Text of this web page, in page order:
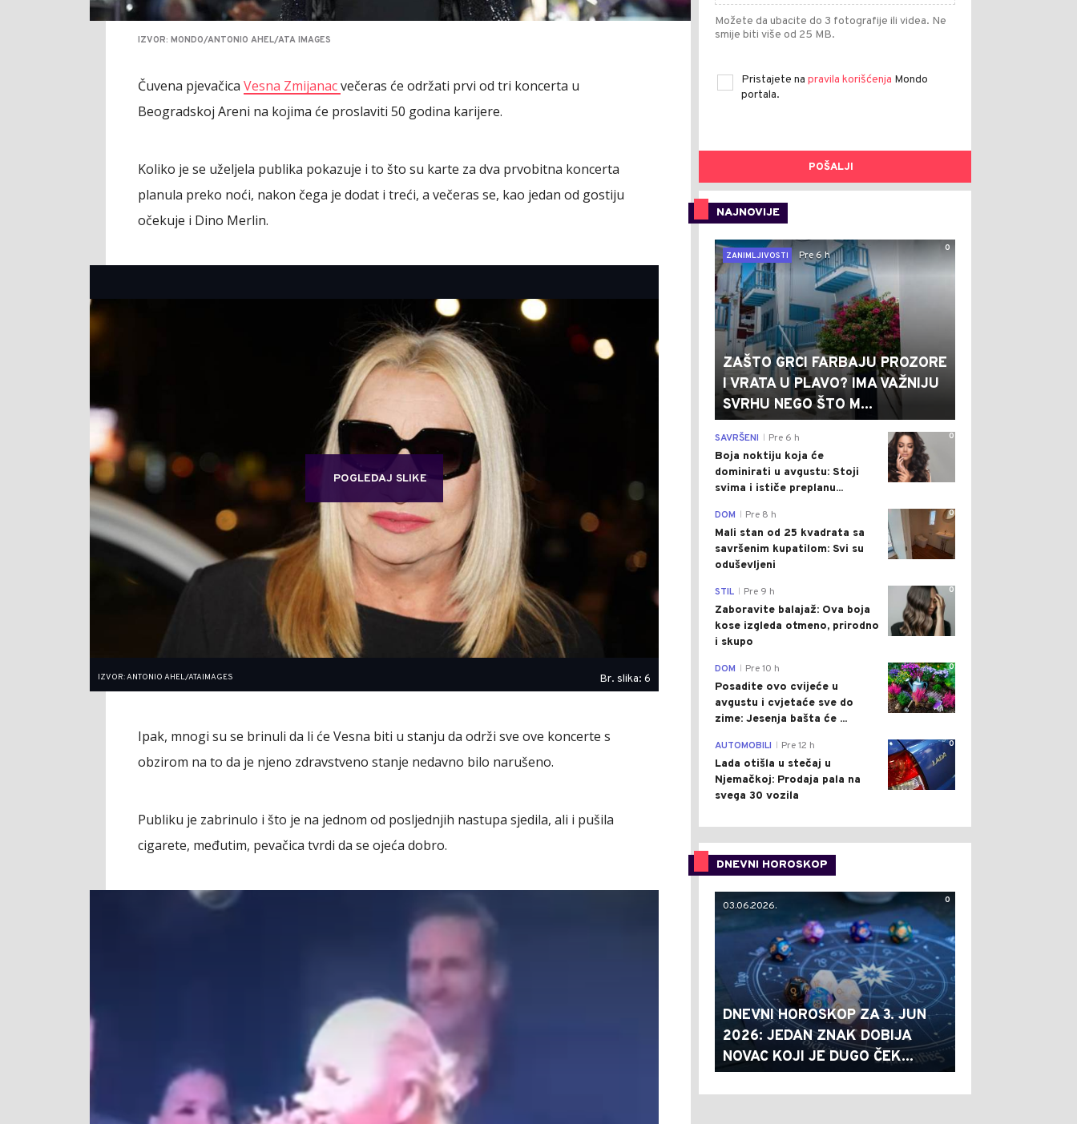
IZVOR: MONDO/ANTONIO AHEL/ATA IMAGES
Čuvena pjevačica Vesna Zmijanacvečeras će održati prvi od tri koncerta u
Beogradskoj Areni na kojima će proslaviti 50 godina karijere.
Koliko je se uželjela publika pokazuje i to što su karte za dva prvobitna koncerta
planula preko noći, nakon čega je dodat i treći, a večeras se, kao jedan od gostiju
očekuje i Dino Merlin.
POGLEDAJ SLIKE
IZVOR: ANTONIO AHEL/ATAIMAGES Br. slika: 6
Ipak, mnogi su se brinuli da li će Vesna biti u stanju da održi sve ove koncerte s
obzirom na to da je njeno zdravstveno stanje nedavno bilo narušeno.
Publiku je zabrinulo i što je na jednom od posljednjih nastupa sjedila, ali i pušila
cigarete, međutim, pevačica tvrdi da se ojeća dobro.
Možete da ubacite do 3 fotografije ili videa. Ne
smije biti više od 25 MB.
Pristajete na pravila korišćenja Mondo
portala.
POŠALJI
NAJNOVIJE
0
ZANIMLJIVOSTI
Pre 6 h
ZAŠTO GRCI FARBAJU PROZORE
I VRATA U PLAVO? IMA VAŽNIJU
SVRHU NEGO ŠTO M...
0
SAVRŠENI Pre 6 h
Boja noktiju koja će
dominirati u avgustu: Stoji
svima i ističe preplanu...
0
DOM Pre 8 h
Mali stan od 25 kvadrata sa
savršenim kupatilom: Svi su
oduševljeni
0
STIL Pre 9 h
Zaboravite balajaž: Ova boja
kose izgleda otmeno, prirodno
i skupo
0
DOM Pre 10 h
Posadite ovo cvijeće u
avgustu i cvjetaće sve do
zime: Jesenja bašta će ...
0
AUTOMOBILI Pre 12 h
Lada otišla u stečaj u
Njemačkoj: Prodaja pala na
svega 30 vozila
DNEVNI HOROSKOP
0
03.06.2026.
DNEVNI HOROSKOP ZA 3. JUN
2026: JEDAN ZNAK DOBIJA
NOVAC KOJI JE DUGO ČEK...